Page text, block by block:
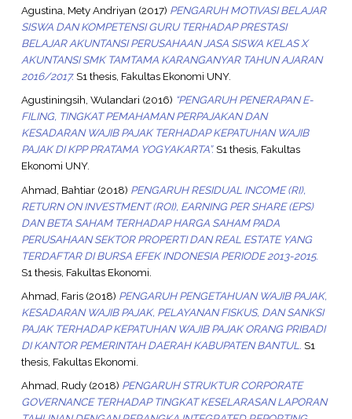
Agustina, Mety Andriyan (2017) PENGARUH MOTIVASI BELAJAR
SISWA DAN KOMPETENSI GURU TERHADAP PRESTASI
BELAJAR AKUNTANSI PERUSAHAAN JASA SISWA KELAS X
AKUNTANSI SMK TAMTAMA KARANGANYAR TAHUN AJARAN
2016/2017.S1 thesis, Fakultas Ekonomi UNY.
Agustiningsih, Wulandari (2016) “PENGARUH PENERAPAN E-
FILING, TINGKAT PEMAHAMAN PERPAJAKAN DAN
KESADARAN WAJIB PAJAK TERHADAP KEPATUHAN WAJIB
PAJAK DI KPP PRATAMA YOGYAKARTA”.S1 thesis, Fakultas
Ekonomi UNY.
Ahmad, Bahtiar(2018) PENGARUH RESIDUAL INCOME (RI),
RETURN ON INVESTMENT (ROI), EARNING PER SHARE (EPS)
DAN BETA SAHAM TERHADAP HARGA SAHAM PADA
PERUSAHAAN SEKTOR PROPERTI DAN REAL ESTATE YANG
TERDAFTAR DI BURSA EFEK INDONESIA PERIODE 2013-2015.
S1 thesis, Fakultas Ekonomi.
Ahmad, Faris(2018) PENGARUH PENGETAHUAN WAJIB PAJAK,
KESADARAN WAJIB PAJAK, PELAYANAN FISKUS, DAN SANKSI
PAJAK TERHADAP KEPATUHAN WAJIB PAJAK ORANG PRIBADI
DI KANTOR PEMERINTAH DAERAH KABUPATEN BANTUL. S1
thesis, Fakultas Ekonomi.
Ahmad, Rudy(2018) PENGARUH STRUKTUR CORPORATE
GOVERNANCE TERHADAP TINGKAT KESELARASAN LAPORAN